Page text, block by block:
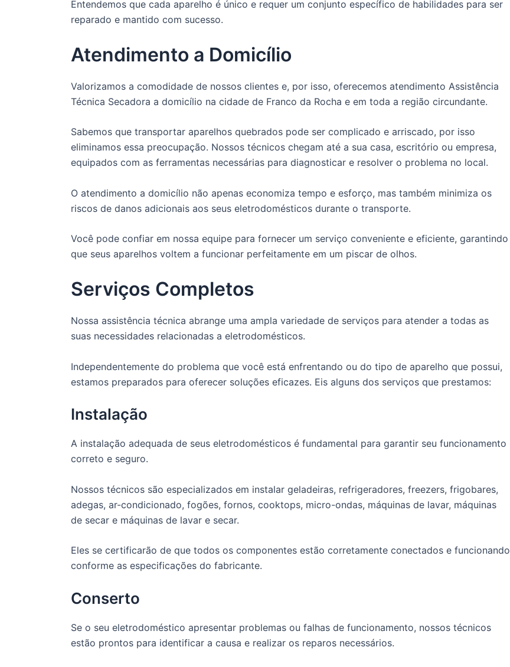
Entendemos que cada aparelho é único e requer um conjunto específico de habilidades para ser
reparado e mantido com sucesso.
Atendimento a Domicílio
Valorizamos a comodidade de nossos clientes e, por isso, oferecemos atendimento Assistência
Técnica Secadora a domicílio na cidade de Franco da Rocha e em toda a região circundante.
Sabemos que transportar aparelhos quebrados pode ser complicado e arriscado, por isso
eliminamos essa preocupação. Nossos técnicos chegam até a sua casa, escritório ou empresa,
equipados com as ferramentas necessárias para diagnosticar e resolver o problema no local.
O atendimento a domicílio não apenas economiza tempo e esforço, mas também minimiza os
riscos de danos adicionais aos seus eletrodomésticos durante o transporte.
Você pode confiar em nossa equipe para fornecer um serviço conveniente e eficiente, garantindo
que seus aparelhos voltem a funcionar perfeitamente em um piscar de olhos.
Serviços Completos
Nossa assistência técnica abrange uma ampla variedade de serviços para atender a todas as
suas necessidades relacionadas a eletrodomésticos.
Independentemente do problema que você está enfrentando ou do tipo de aparelho que possui,
estamos preparados para oferecer soluções eficazes. Eis alguns dos serviços que prestamos:
Instalação
A instalação adequada de seus eletrodomésticos é fundamental para garantir seu funcionamento
correto e seguro.
Nossos técnicos são especializados em instalar geladeiras, refrigeradores, freezers, frigobares,
adegas, ar-condicionado, fogões, fornos, cooktops, micro-ondas, máquinas de lavar, máquinas
de secar e máquinas de lavar e secar.
Eles se certificarão de que todos os componentes estão corretamente conectados e funcionando
conforme as especificações do fabricante.
Conserto
Se o seu eletrodoméstico apresentar problemas ou falhas de funcionamento, nossos técnicos
estão prontos para identificar a causa e realizar os reparos necessários.